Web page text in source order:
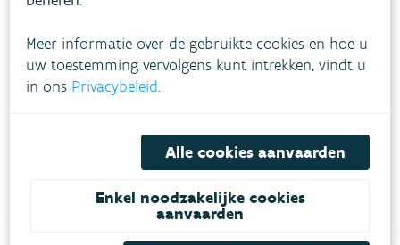
preventie, waterschade beperken...
Advies watertoets, lijst erkende deskundigen
overstromingsattest, woningpas...
Meer informatie over de gebruikte cookies en hoe u
uw toestemming vervolgens kunt intrekken, vindt u
in ons Privacybeleid.
Alle cookies aanvaarden
Enkel noodzakelijke cookies
aanvaarden